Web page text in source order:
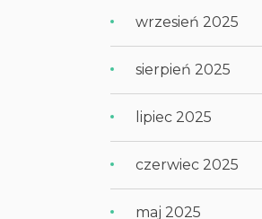
wrzesień 2025
sierpień 2025
lipiec 2025
czerwiec 2025
maj 2025